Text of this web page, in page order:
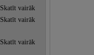
Skatīt vairāk
Skatīt vairāk
Skatīt vairāk